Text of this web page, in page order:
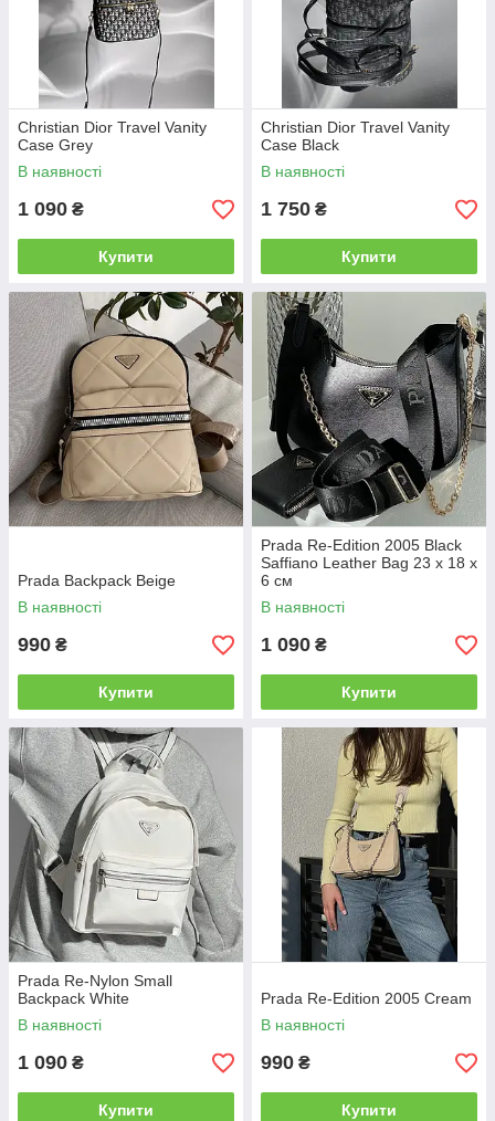
Christian Dior Travel Vanity
Case Grey
В наявності
1 090 ₴
Купити
Christian Dior Travel Vanity
Case Black
В наявності
1 750 ₴
Купити
Prada Backpack Beige
В наявності
990 ₴
Купити
Prada Re-Edition 2005 Black
Saffiano Leather Bag 23 х 18 х
6 см
В наявності
1 090 ₴
Купити
Prada Re-Nylon Small
Backpack White
В наявності
1 090 ₴
Купити
Prada Re-Edition 2005 Cream
В наявності
990 ₴
Купити